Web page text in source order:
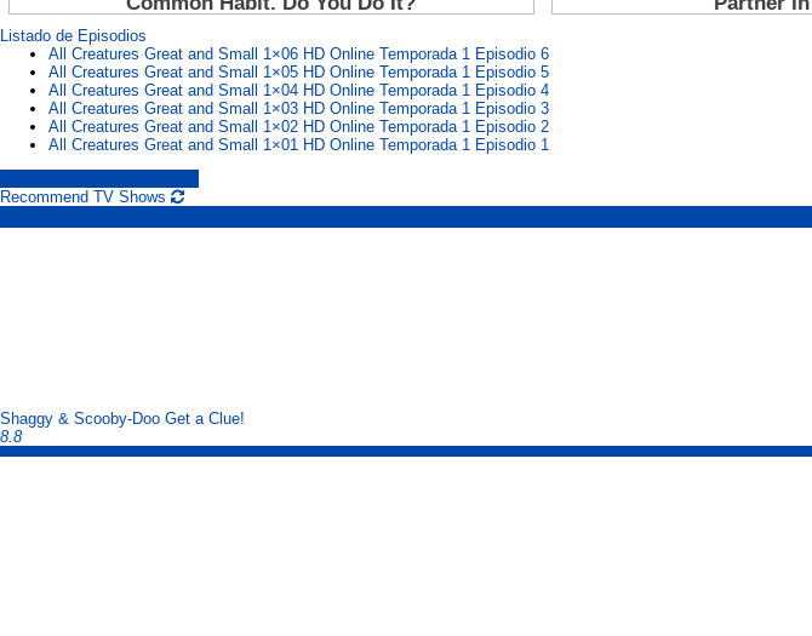
Listado de Episodios
All Creatures Great and Small 1×06 HD Online Temporada 1 Episodio 6
All Creatures Great and Small 1×05 HD Online Temporada 1 Episodio 5
All Creatures Great and Small 1×04 HD Online Temporada 1 Episodio 4
All Creatures Great and Small 1×03 HD Online Temporada 1 Episodio 3
All Creatures Great and Small 1×02 HD Online Temporada 1 Episodio 2
All Creatures Great and Small 1×01 HD Online Temporada 1 Episodio 1
Recommend TV Shows
Shaggy & Scooby-Doo Get a Clue!
8.8